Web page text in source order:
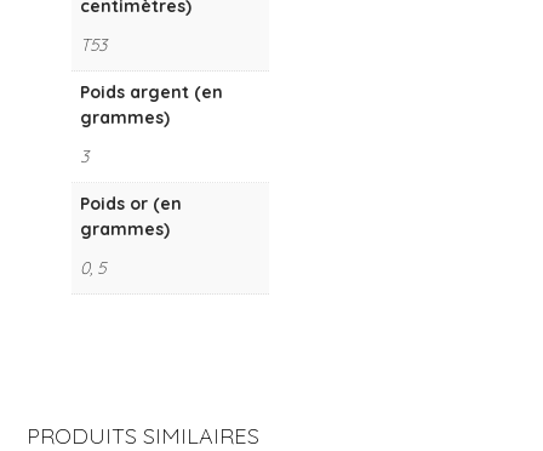
centimètres)
T53
Poids argent (en
grammes)
3
Poids or (en
grammes)
0, 5
PRODUITS SIMILAIRES